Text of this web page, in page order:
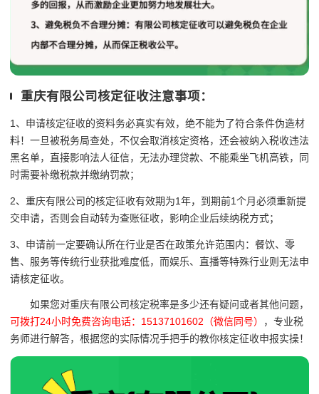
重庆有限公司核定征收注意事项：
1、申请核定征收的资料务必真实有效，绝不能为了符合条件伪造材
料！一旦被税务局查处，不仅会取消核定资格，还会被纳入税收违法
黑名单，直接影响法人征信，无法办理贷款、不能乘坐飞机高铁，同
时需要补缴税款并缴纳罚款；
2、重庆有限公司的核定征收有效期为1年，到期前1个月必须重新提
交申请，否则会自动转为查账征收，影响企业后续纳税方式；
3、申请前一定要确认所在行业是否在政策允许范围内：餐饮、零
售、服务等传统行业获批难度低，而娱乐、直播等特殊行业则无法申
请核定征收。
如果您对重庆有限公司核定税率是多少还有疑问或者其他问题，
可拨打24小时免费咨询电话：15137101602（微信同号）
，专业税
务师进行解答，根据您的实际情况手把手的教你核定征收申报实操！